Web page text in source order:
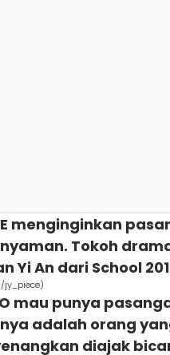
menginginkan
Tokoh
Yi An dari School
jy_piece)
mau punya
adalah orang
diajak